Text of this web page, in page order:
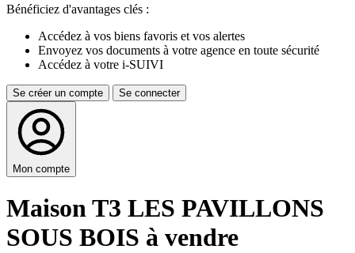
Bénéficiez d'avantages clés :
Accédez à vos biens favoris et vos alertes
Envoyez vos documents à votre agence en toute sécurité
Accédez à votre i-SUIVI
Se créer un compte Se connecter
Mon compte
Maison T3 LES PAVILLONS
SOUS BOIS à vendre